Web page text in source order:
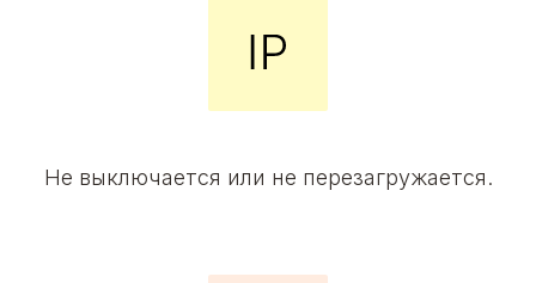
Не выключается или не перезагружается.